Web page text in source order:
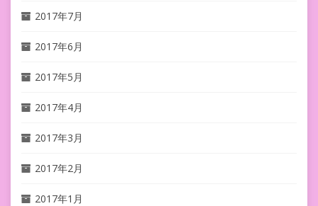
2017年7月
2017年6月
2017年5月
2017年4月
2017年3月
2017年2月
2017年1月